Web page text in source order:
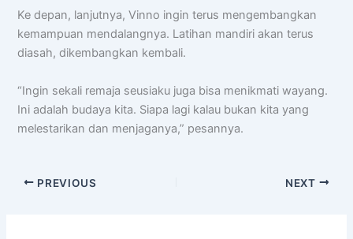
Ke depan, lanjutnya, Vinno ingin terus mengembangkan
kemampuan mendalangnya. Latihan mandiri akan terus
diasah, dikembangkan kembali.
“Ingin sekali remaja seusiaku juga bisa menikmati wayang.
Ini adalah budaya kita. Siapa lagi kalau bukan kita yang
melestarikan dan menjaganya,” pesannya.
PREVIOUS NEXT